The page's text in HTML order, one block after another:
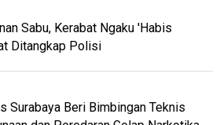
Sabu, Kerabat Ngaku 'Habis
Ditangkap Polisi
Surabaya Beri Bimbingan Teknis